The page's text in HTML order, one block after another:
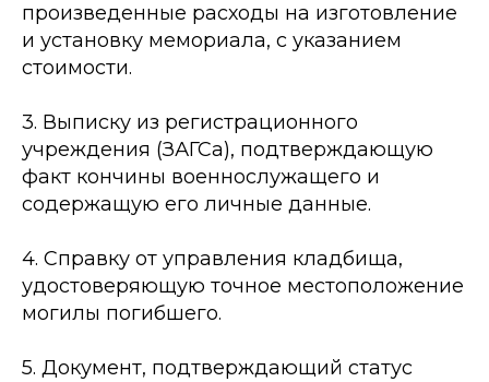
произведенные расходы на изготовление
и установку мемориала, с указанием
стоимости.
3. Выписку из регистрационного
учреждения (ЗАГСа), подтверждающую
факт кончины военнослужащего и
содержащую его личные данные.
4. Справку от управления кладбища,
удостоверяющую точное местоположение
могилы погибшего.
5. Документ, подтверждающий статус